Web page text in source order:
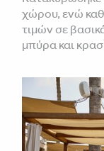
χώρου, ενώ
τιμών σε
μπύρα και